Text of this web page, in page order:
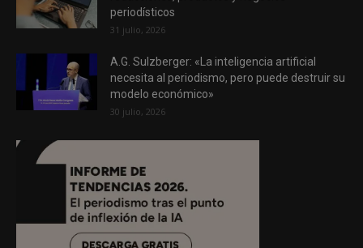
periodísticos
31 julio, 2026
A.G. Sulzberger: «La inteligencia artificial
necesita al periodismo, pero puede destruir su
modelo económico»
30 julio, 2026